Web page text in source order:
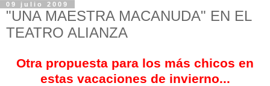
09 julio 2009
"UNA MAESTRA MACANUDA" EN EL
TEATRO ALIANZA
Otra propuesta para los más chicos en
estas vacaciones de invierno...